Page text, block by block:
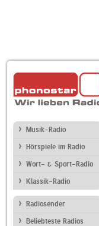
Musik-Radio
Hörspiele im Radio
Wort- & Sport-Radio
Klassik-Radio
Radiosender
Beliebteste Radios